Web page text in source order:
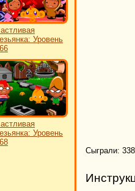
Уровень
Уровень
Сыграли: